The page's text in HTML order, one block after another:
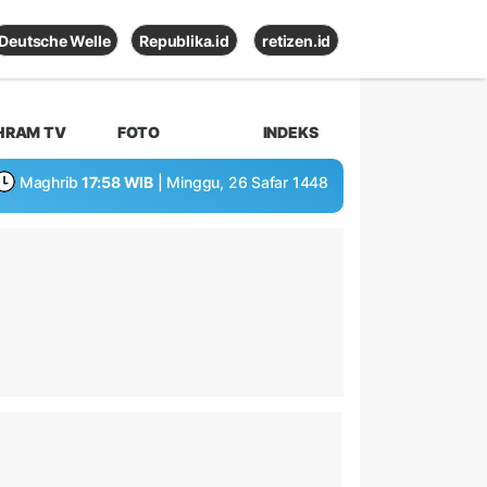
Deutsche Welle Republika.id retizen.id
TV FOTO INDEKS
Maghrib 17:58 WIB | Minggu, 26 Safar 1448